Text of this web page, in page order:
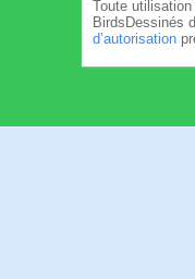
Toute
BirdsDessinés
d’autorisation